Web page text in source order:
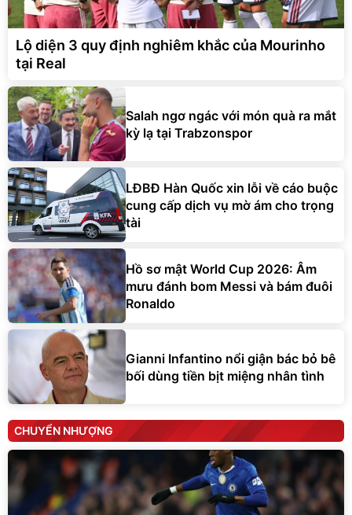
Lộ diện 3 quy định nghiêm khắc của Mourinho
tại Real
Salah ngơ ngác với món quà ra mắt
kỳ lạ tại Trabzonspor
LĐBĐ Hàn Quốc xin lỗi về cáo buộc
cung cấp dịch vụ mờ ám cho trọng
tài
Hồ sơ mật World Cup 2026: Âm
mưu đánh bom Messi và bám đuôi
Ronaldo
Gianni Infantino nổi giận bác bỏ bê
bối dùng tiền bịt miệng nhân tình
CHUYỂN NHƯỢNG